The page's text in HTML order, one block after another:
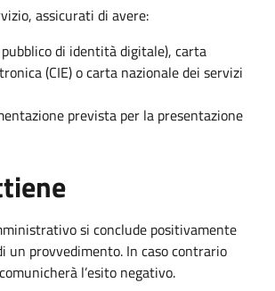
assicurati di avere:
pubblico di identità digitale), carta
(CIE) o carta nazionale dei servizi
prevista per la presentazione
si conclude positivamente
un provvedimento. In caso contrario
l’esito negativo.